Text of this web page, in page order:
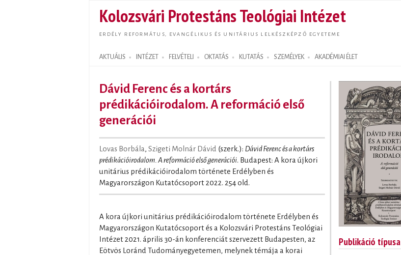
tartalomra
Kolozsvári Protestáns Teológiai Intézet
ERDÉLY REFORMÁTUS, EVANGÉLIKUS ÉS UNITÁRIUS LELKÉSZKÉPZŐ EGYETEME
AKTUÁLIS INTÉZET FELVÉTELI OKTATÁS KUTATÁS SZEMÉLYEK AKADÉMIAI ÉLET
Search form
Dávid Ferenc és a kortárs
prédikációirodalom. A reformáció első
generációi
Lovas Borbála, Szigeti Molnár Dávid (szerk.): Dávid Ferenc és a kortárs
prédikációirodalom. A reformáció első generációi. Budapest: A kora újkori
unitárius prédikációirodalom története Erdélyben és
Magyarországon Kutatócsoport 2022. 254 old.
A kora újkori unitárius prédikációirodalom története Erdélyben és
Magyarországon Kutatócsoport és a Kolozsvári Protestáns Teológiai
Intézet 2021. április 30-án konferenciát szervezett Budapesten, az
Eötvös Loránd Tudományegyetemen, melynek témája a korai
Publikáció típusa